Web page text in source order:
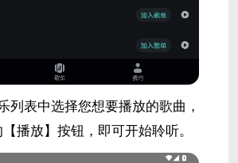
列表中选择您想要播放的歌曲，
播放】按钮，即可开始聆听。